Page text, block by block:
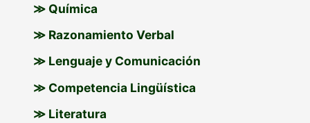
≫ Química
≫ Razonamiento Verbal
≫ Lenguaje y Comunicación
≫ Competencia Lingüística
≫ Literatura